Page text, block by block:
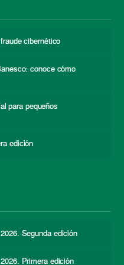
cibernético
conoce cómo
para pequeños
edición
Segunda edición
Primera edición